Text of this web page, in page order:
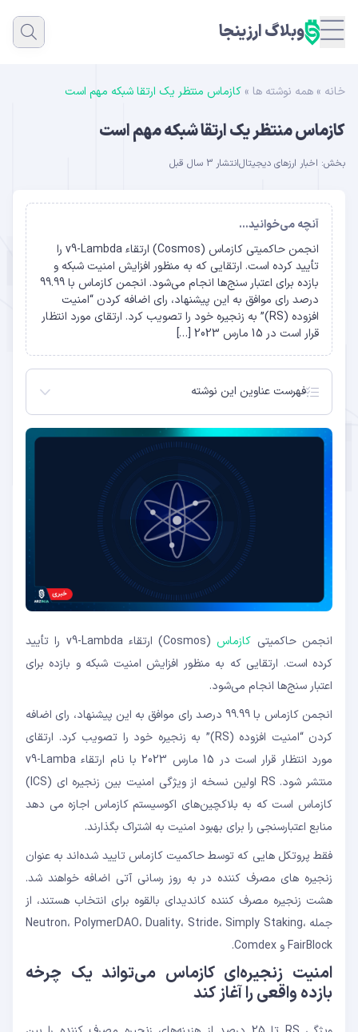
وبلاگ ارزینجا
خانه » همه نوشته ها » کازماس منتظر یک ارتقا شبکه مهم است
کازماس منتظر یک ارتقا شبکه مهم است
بخش: اخبار ارزهای دیجیتالانتشار 3 سال قبل
آنچه می‌خوانید...
انجمن حاکمیتی کازماس (Cosmos) ارتقاء v9-Lambda را
تأیید کرده است. ارتقایی که به منظور افزایش امنیت شبکه و
بازده برای اعتبار سنج‌ها انجام می‌شود. انجمن کازماس با 99.99
درصد رای موافق به این پیشنهاد، رای اضافه کردن “امنیت
افزوده (RS)” به زنجیره خود را تصویب کرد. ارتقای مورد انتظار
قرار است در 15 مارس 2023 […]
فهرست عناوین این نوشته
واقعی را آغاز کند
انجمن حاکمیتی کازماس
(Cosmos) ارتقاء v9-Lambda را تأیید
کرده است. ارتقایی که به منظور افزایش امنیت شبکه و بازده برای
اعتبار سنج‌ها انجام می‌شود.
انجمن کازماس با 99.99 درصد رای موافق به این پیشنهاد، رای اضافه
کردن “امنیت افزوده (RS)” به زنجیره خود را تصویب کرد. ارتقای
مورد انتظار قرار است در 15 مارس 2023 با نام ارتقاء v9-Lamba
منتشر شود. RS اولین نسخه از ویژگی امنیت بین زنجیره ای (ICS)
کازماس است که به بلاکچین‌های اکوسیستم کازماس اجازه می دهد
منابع اعتبارسنجی را برای بهبود امنیت به اشتراک بگذارند.
فقط پروتکل هایی که توسط حاکمیت کازماس تایید شده‌اند به عنوان
زنجیره های مصرف کننده در به روز رسانی آتی اضافه خواهند شد.
هشت زنجیره مصرف کننده کاندیدای بالقوه برای انتخاب هستند، از
جمله Neutron، PolymerDAO، Duality، Stride، Simply Staking،
FairBlock و Comdex.
امنیت زنجیره‌ای کازماس می‌تواند یک چرخه
بازده واقعی را آغاز کند